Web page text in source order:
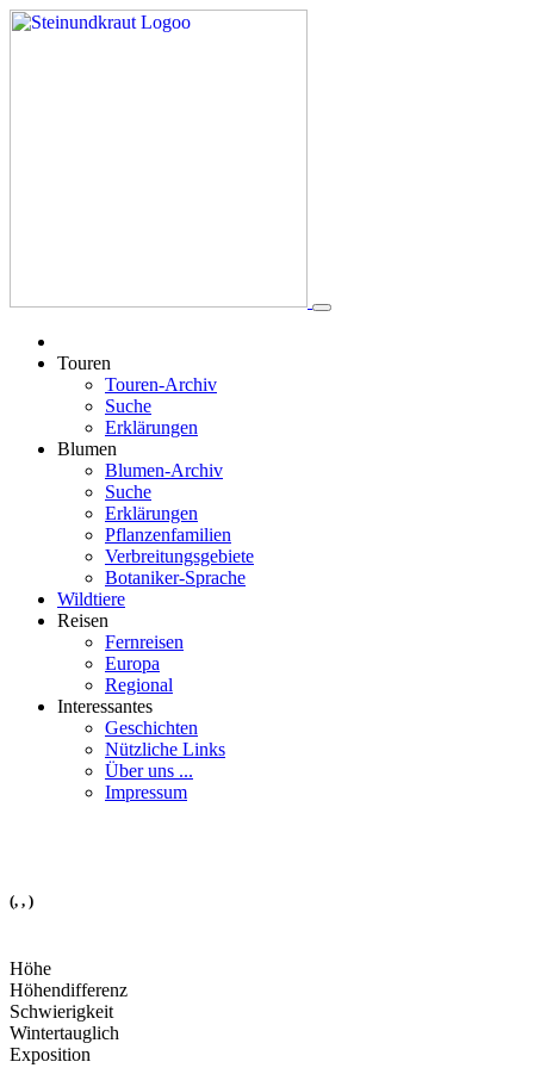
Touren
Touren-Archiv
Suche
Erklärungen
Blumen
Blumen-Archiv
Suche
Erklärungen
Pflanzenfamilien
Verbreitungsgebiete
Botaniker-Sprache
Wildtiere
Reisen
Fernreisen
Europa
Regional
Interessantes
Geschichten
Nützliche Links
Über uns ...
Impressum
(, , )
Höhe
Höhendifferenz
Schwierigkeit
Wintertauglich
Exposition